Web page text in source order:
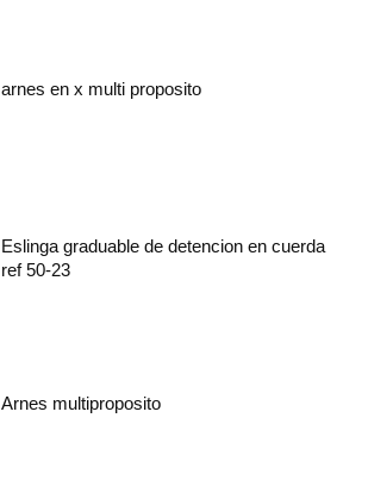
arnes en x multi proposito
Eslinga graduable de detencion en cuerda
ref 50-23
Arnes multiproposito